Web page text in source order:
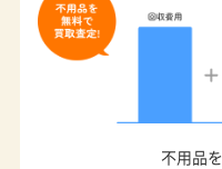
不用品